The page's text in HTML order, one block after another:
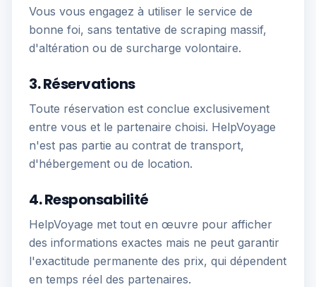
Vous vous engagez à utiliser le service de
bonne foi, sans tentative de scraping massif,
d'altération ou de surcharge volontaire.
3. Réservations
Toute réservation est conclue exclusivement
entre vous et le partenaire choisi. HelpVoyage
n'est pas partie au contrat de transport,
d'hébergement ou de location.
4. Responsabilité
HelpVoyage met tout en œuvre pour afficher
des informations exactes mais ne peut garantir
l'exactitude permanente des prix, qui dépendent
en temps réel des partenaires.